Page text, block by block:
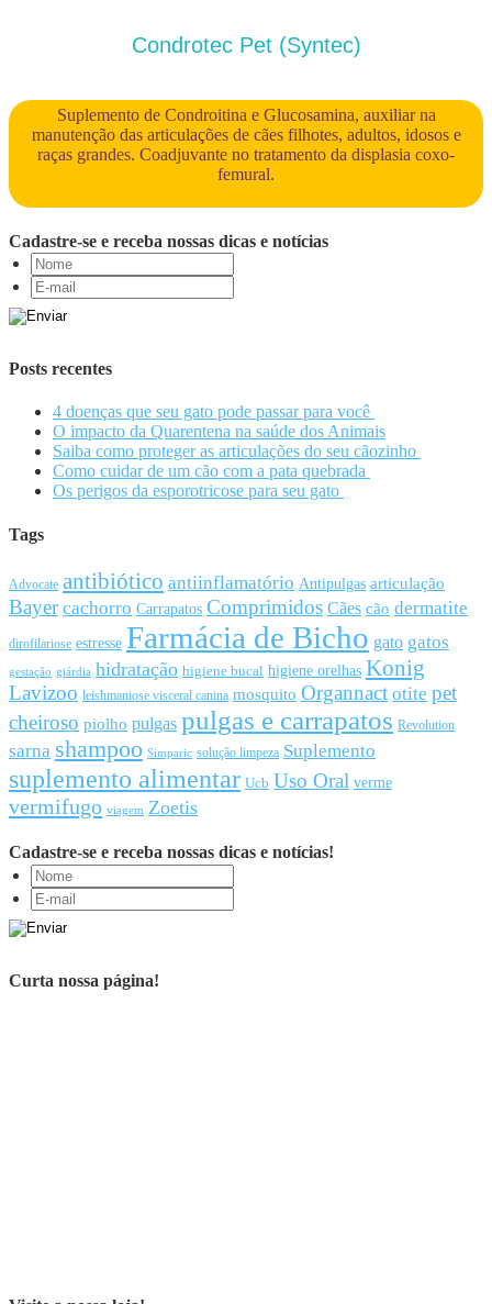
Condrotec Pet (Syntec)
Suplemento de Condroitina e Glucosamina, auxiliar na
manutenção das articulações de cães filhotes, adultos, idosos e
raças grandes. Coadjuvante no tratamento da displasia coxo-
femural.
Cadastre-se e receba nossas dicas e notícias
Posts recentes
4 doenças que seu gato pode passar para você
O impacto da Quarentena na saúde dos Animais
Saiba como proteger as articulações do seu cãozinho
Como cuidar de um cão com a pata quebrada
Os perigos da esporotricose para seu gato
Tags
Advocate antibiótico antiinflamatório Antipulgas articulação
Bayer cachorro Carrapatos Comprimidos Cães cão dermatite
dirofilariose estresse Farmácia de Bicho gato gatos
gestação giárdia hidratação higiene bucal higiene orelhas Konig
Lavizoo leishmaniose visceral canina mosquito Organnact otite pet
cheiroso piolho pulgas pulgas e carrapatos Revolution
sarna shampoo Simparic solução limpeza Suplemento
suplemento alimentar Ucb Uso Oral verme
vermifugo viagem Zoetis
Cadastre-se e receba nossas dicas e notícias!
Curta nossa página!